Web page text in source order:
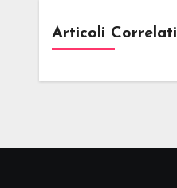
Articoli Correlati